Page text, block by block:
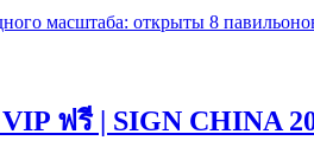
масштаба: открыты 8
ฟรี | SIGN CHINA